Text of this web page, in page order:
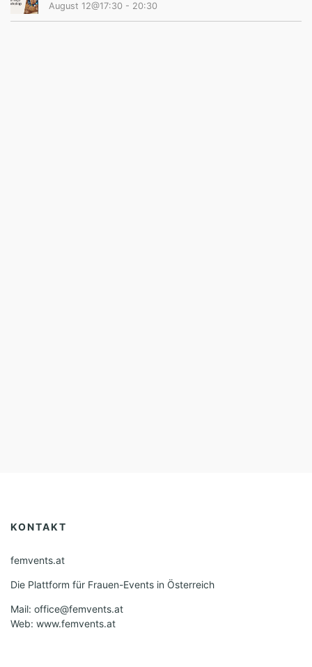
August 12@17:30 - 20:30
KONTAKT
femvents.at
Die Plattform für Frauen-Events in Österreich
Mail: office@femvents.at
Web: www.femvents.at